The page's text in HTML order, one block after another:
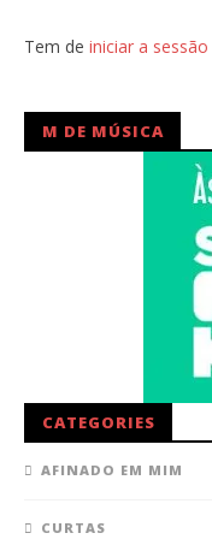
Tem de iniciar a sessão
M DE MÚSICA
CATEGORIES
AFINADO EM MIM
CURTAS